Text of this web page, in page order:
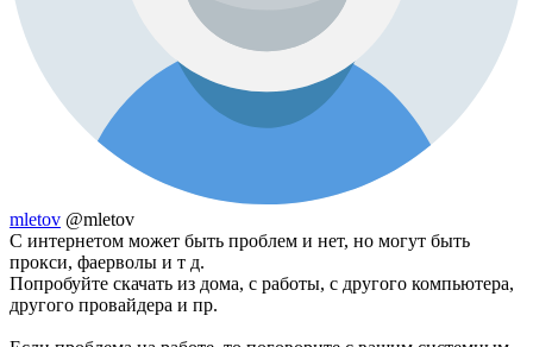
mletov @mletov
С интернетом может быть проблем и нет, но могут быть
прокси, фаерволы и т д.
Попробуйте скачать из дома, с работы, с другого компьютера,
другого провайдера и пр.